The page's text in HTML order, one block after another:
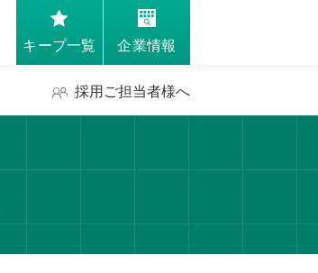
キープ一覧 企業情報
採用ご担当者様へ